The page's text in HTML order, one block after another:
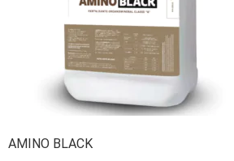
AMINO BLACK